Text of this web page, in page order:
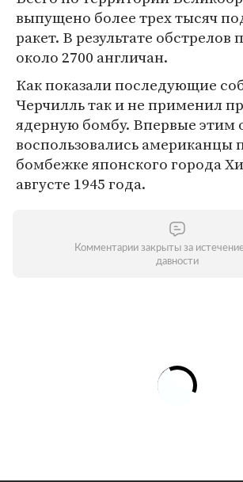
выпущено более трех тысяч
ракет. В результате обстрелов
около 2700 англичан.
Как показали последующие
Черчилль так и не применил
ядерную бомбу. Впервые этим
воспользовались американцы
бомбежке японского города
августе 1945 года.
Комментарии закрыты за
давности